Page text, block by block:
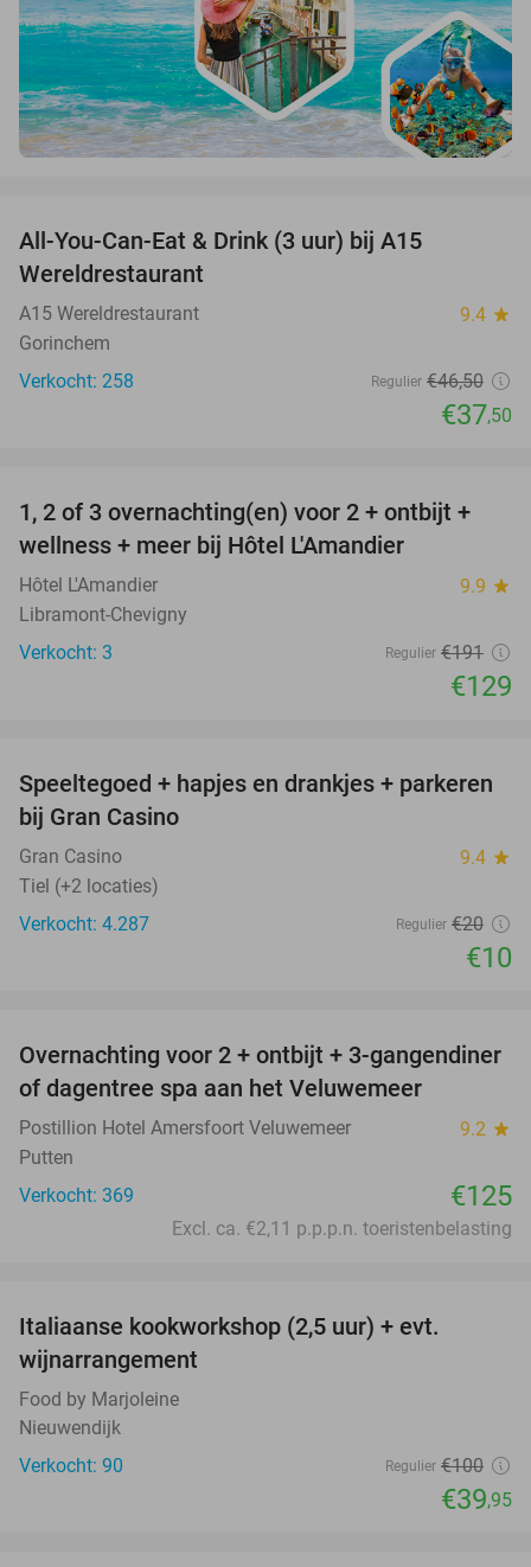
All-You-Can-Eat & Drink (3 uur) bij A15
Wereldrestaurant
A15 Wereldrestaurant 9.4 star
Gorinchem
Verkocht: 258
Regulier €46,50
€37,50
32%
TODAY
1, 2 of 3 overnachting(en) voor 2 + ontbijt +
wellness + meer bij Hôtel L'Amandier
Hôtel L'Amandier 9.9 star
Libramont-Chevigny
Verkocht: 3
Regulier €191
€129
50%
Speeltegoed + hapjes en drankjes + parkeren
bij Gran Casino
Gran Casino 9.4 star
Tiel (+2 locaties)
Verkocht: 4.287
Regulier €20
€10
Overnachting voor 2 + ontbijt + 3-gangendiner
of dagentree spa aan het Veluwemeer
Postillion Hotel Amersfoort Veluwemeer 9.2 star
Putten
Verkocht: 369
€125
Excl. ca. €2,11 p.p.p.n. toeristenbelasting
Italiaanse kookworkshop (2,5 uur) + evt.
wijnarrangement
Food by Marjoleine
Nieuwendijk
Verkocht: 90
Regulier €100
€39,95